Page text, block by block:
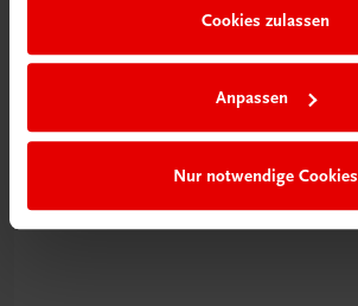
Cookies zulassen
Anpassen
Nur notwendige Cookies
€ 17,50